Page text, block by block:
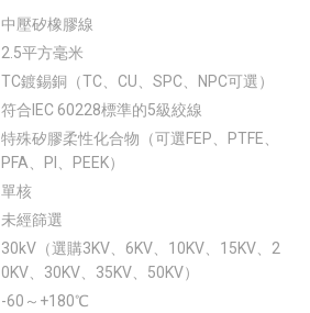
中壓矽橡膠線
2.5平方毫米
TC鍍錫銅（TC、CU、SPC、NPC可選）
符合IEC 60228標準的5級絞線
特殊矽膠柔性化合物（可選FEP、PTFE、
PFA、PI、PEEK）
單核
未經篩選
30kV（選購3KV、6KV、10KV、15KV、2
0KV、30KV、35KV、50KV）
-60～+180℃